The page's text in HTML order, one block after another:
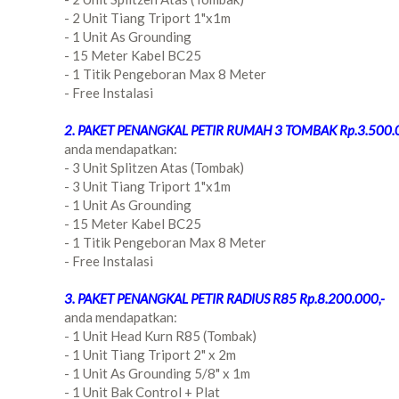
- 2 Unit Tiang Triport 1"x1m
- 1 Unit As Grounding
- 15 Meter Kabel BC25
- 1 Titik Pengeboran Max 8 Meter
- Free Instalasi
2. PAKET PENANGKAL PETIR RUMAH 3 TOMBAK
anda mendapatkan:
- 3 Unit Splitzen Atas (Tombak)
- 3 Unit Tiang Triport 1"x1m
- 1 Unit As Grounding
- 15 Meter Kabel BC25
- 1 Titik Pengeboran Max 8 Meter
- Free Instalasi
3. PAKET PENANGKAL PETIR RADIUS R85 Rp.8.200.000,-
anda mendapatkan:
- 1 Unit Head Kurn R85 (Tombak)
- 1 Unit Tiang Triport 2" x 2m
- 1 Unit As Grounding 5/8" x 1m
- 1 Unit Bak Control + Plat